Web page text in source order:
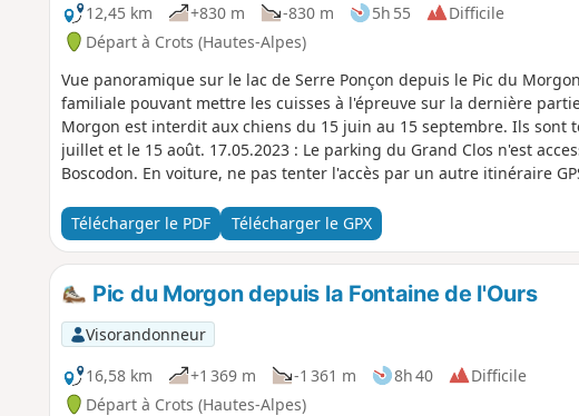
12,45 km
+830 m -830 m 5h 55
Difficile
Départ à Crots (Hautes-Alpes)
Vue panoramique sur le lac de Serre Ponçon depuis le Pic du
familiale pouvant mettre les cuisses à l'épreuve sur la dernière
Morgon est interdit aux chiens du 15 juin au 15 septembre. Ils sont
juillet et le 15 août. 17.05.2023 : Le parking du Grand Clos n'est
Boscodon. En voiture, ne pas tenter l'accès par un autre itinéraire
Télécharger le PDF
Télécharger le GPX
Pic du Morgon depuis la Fontaine de l'Ours
Visorandonneur
16,58 km
+1 369 m -1 361 m 8h 40
Difficile
Départ à Crots (Hautes-Alpes)